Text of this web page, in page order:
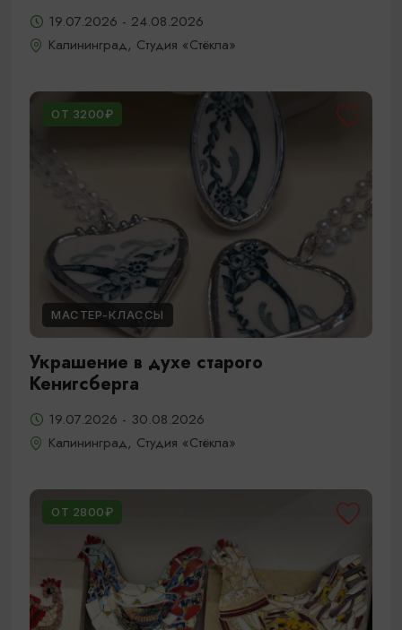
19.07.2026 - 24.08.2026
Калининград, Студия «Стёкла»
ОТ 3200₽
МАСТЕР-КЛАССЫ
Украшение в духе старого
Кенигсберга
19.07.2026 - 30.08.2026
Калининград, Студия «Стёкла»
ОТ 2800₽